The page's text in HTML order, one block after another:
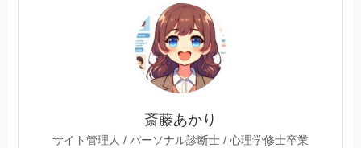
斎藤あかり
サイト管理人 / パーソナル診断士 / 心理学修士卒業